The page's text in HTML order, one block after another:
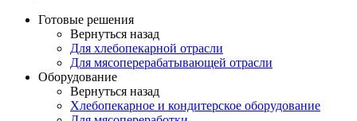
Готовые решения
Вернуться назад
Для хлебопекарной отрасли
Для мясоперерабатывающей отрасли
Оборудование
Вернуться назад
Хлебопекарное и кондитерское оборудование